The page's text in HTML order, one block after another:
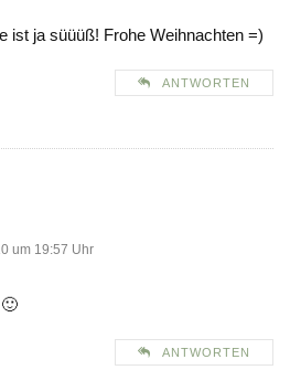
ist ja süüüß! Frohe Weihnachten =)
ANTWORTEN
um 19:57 Uhr
ANTWORTEN